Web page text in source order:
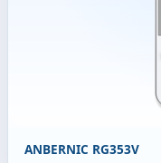
ANBERNIC RG353V